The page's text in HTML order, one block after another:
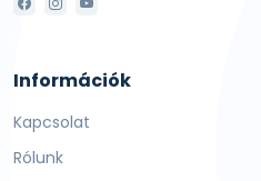
Információk
Kapcsolat
Rólunk